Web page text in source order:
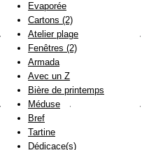
Evaporée
Cartons (2)
Atelier plage
Fenêtres (2)
Armada
Avec un Z
Bière de printemps
Méduse
Bref
Tartine
Dédicace(s)